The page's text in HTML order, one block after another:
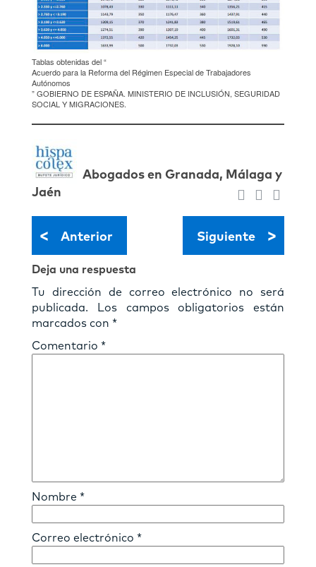
Tablas obtenidas del “
Acuerdo para la Reforma del Régimen Especial de Trabajadores
Autónomos
” GOBIERNO DE ESPAÑA. MINISTERIO DE INCLUSIÓN, SEGURIDAD
SOCIAL Y MIGRACIONES.
Abogados en Granada, Málaga y
Jaén
< Anterior Siguiente >
Deja una respuesta
Tu dirección de correo electrónico no será
publicada.
Los campos obligatorios están
marcados con *
Comentario *
Nombre *
Correo electrónico *